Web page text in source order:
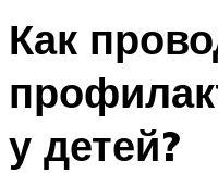
Как
у детей?